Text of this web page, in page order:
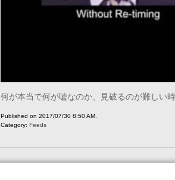
何が本当で何が嘘なのか、見破るのが難しい
Published on 2017/07/30 8:50 AM.
Category: Feeds